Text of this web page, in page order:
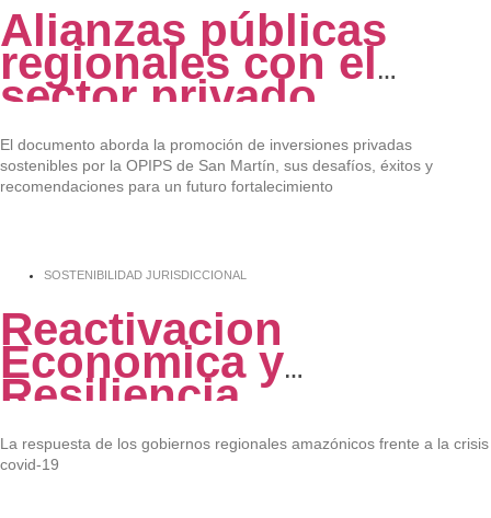
Alianzas públicas
regionales con el
sector privado
El documento aborda la promoción de inversiones privadas
sostenibles por la OPIPS de San Martín, sus desafíos, éxitos y
recomendaciones para un futuro fortalecimiento
SOSTENIBILIDAD JURISDICCIONAL
Reactivacion
Economica y
Resiliencia
La respuesta de los gobiernos regionales amazónicos frente a la crisis
covid-19